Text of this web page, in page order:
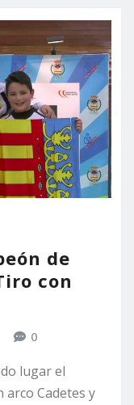
de
con
0
lugar el
arco Cadetes y